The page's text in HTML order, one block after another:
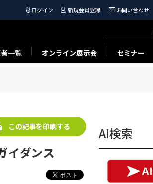
ログイン 新規会員登録 お問い合わせ
一覧 オンライン展示会 セミナー
イダンス
この記事を印刷する AI検索